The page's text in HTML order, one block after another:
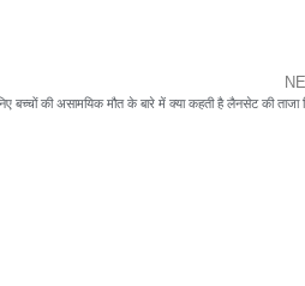
बच्चों की असामयिक मौत के बारे में क्या कहती है लैनसेट की ताजा